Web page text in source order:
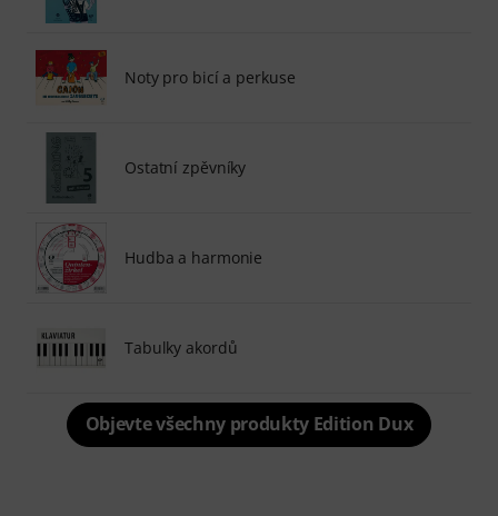
Noty pro bicí a perkuse
Ostatní zpěvníky
Hudba a harmonie
Tabulky akordů
Objevte všechny produkty Edition Dux